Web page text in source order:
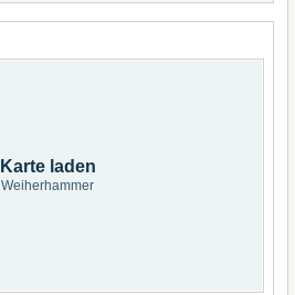
Karte laden
Weiherhammer